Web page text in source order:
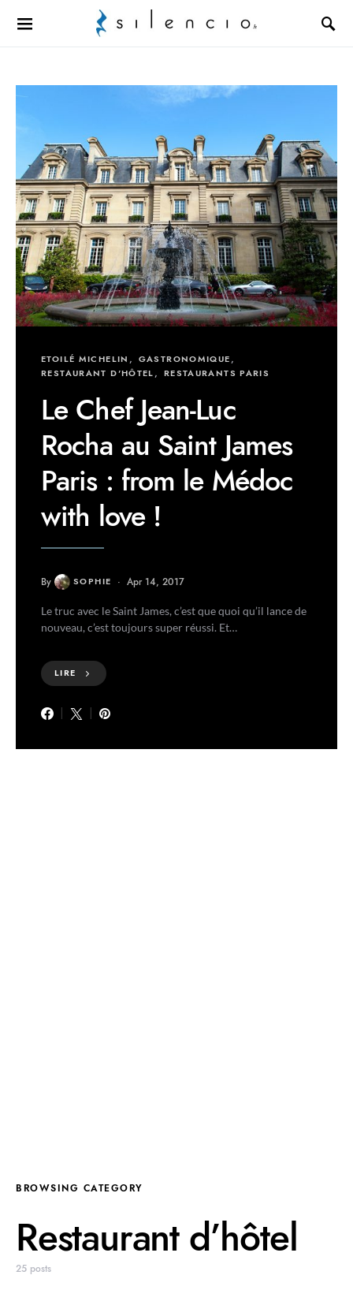
Search for:
ETOILÉ MICHELIN
GASTRONOMIQUE
RESTAURANT D'HÔTEL
RESTAURANTS PARIS
Le Chef Jean-Luc
Rocha au Saint James
Paris : from le Médoc
with love !
By SOPHIE Apr 14, 2017
Le truc avec le Saint James, c’est que quoi qu’il lance de
nouveau, c’est toujours super réussi. Et…
LIRE
BROWSING CATEGORY
Restaurant d’hôtel
25 posts